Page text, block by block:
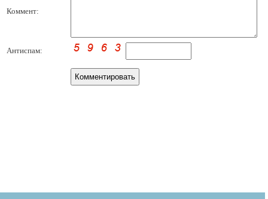
Коммент:
Антиспам: